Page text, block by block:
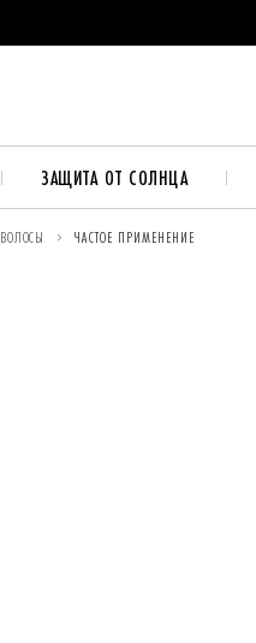
ЗАЩИТА ОТ СОЛНЦА
ВОЛОСЫ ЧАСТОЕ ПРИМЕНЕНИЕ